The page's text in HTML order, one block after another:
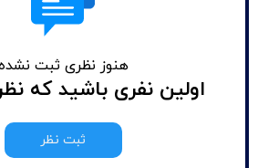
هنوز نظری ثبت
اولین نفری باشید که
ثبت نظر